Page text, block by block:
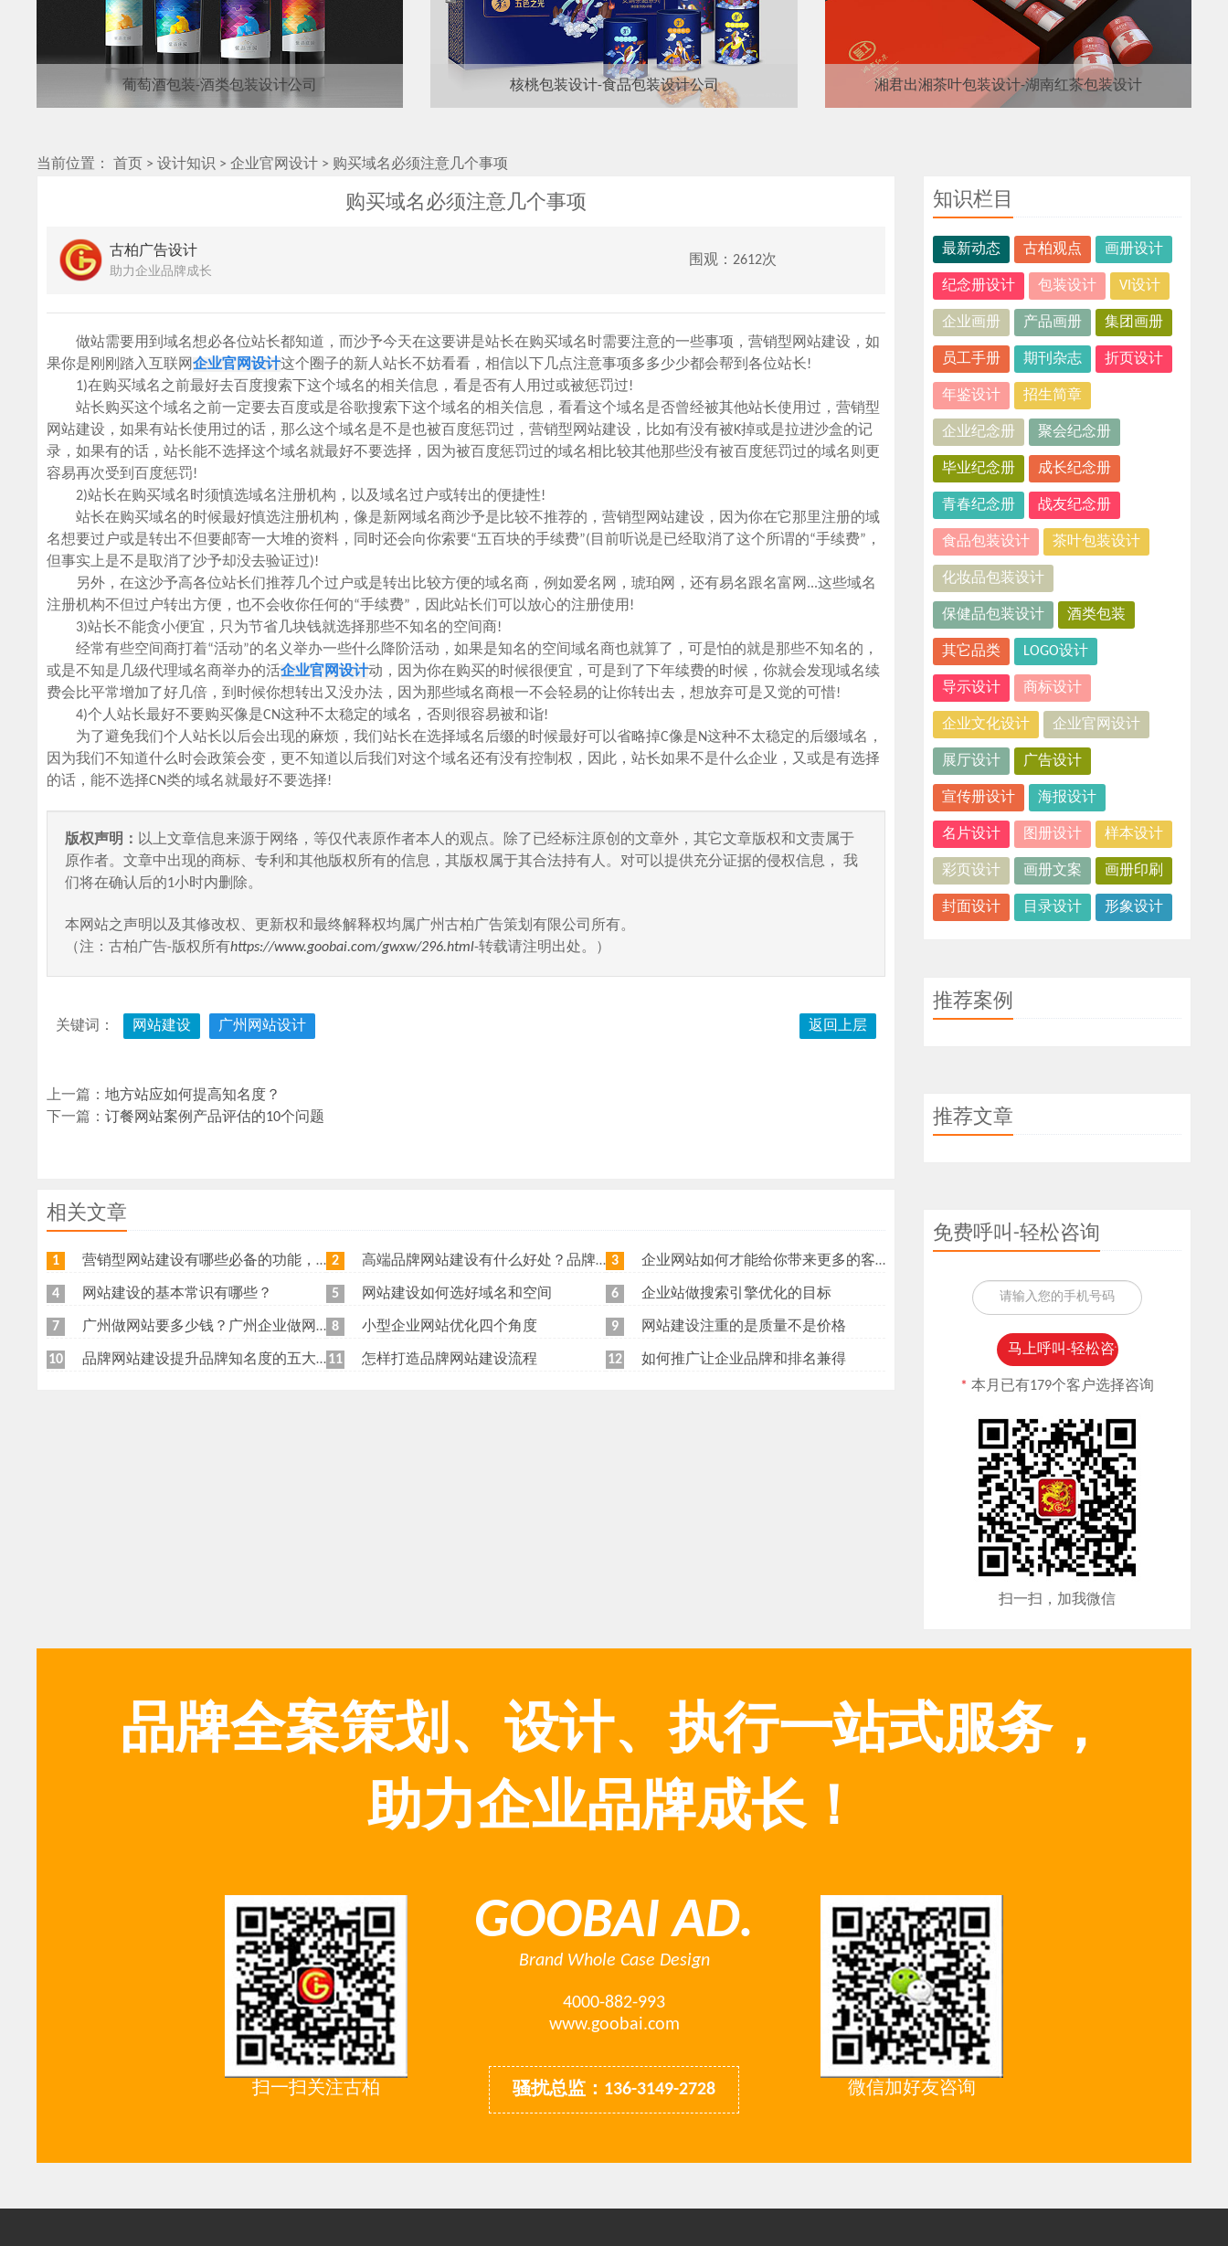
葡萄酒包装-酒类包装设计公司 核桃包装设计-食品包装设计公司 湘君出湘茶叶包装设计-湖南红茶包装设计
当前位置： 首页 >设计知识 >企业官网设计 > 购买域名必须注意几个事项
购买域名必须注意几个事项
古柏广告设计
助力企业品牌成长
围观：2612次
做站需要用到域名想必各位站长都知道，而沙予今天在这要讲是站长在购买域名时需要注意的一些事项，营销型网站建设，如
果你是刚刚踏入互联网企业官网设计这个圈子的新人站长不妨看看，相信以下几点注意事项多多少少都会帮到各位站长!
1)在购买域名之前最好去百度搜索下这个域名的相关信息，看是否有人用过或被惩罚过!
站长购买这个域名之前一定要去百度或是谷歌搜索下这个域名的相关信息，看看这个域名是否曾经被其他站长使用过，营销型
网站建设，如果有站长使用过的话，那么这个域名是不是也被百度惩罚过，营销型网站建设，比如有没有被K掉或是拉进沙盒的记
录，如果有的话，站长能不选择这个域名就最好不要选择，因为被百度惩罚过的域名相比较其他那些没有被百度惩罚过的域名则更
容易再次受到百度惩罚!
2)站长在购买域名时须慎选域名注册机构，以及域名过户或转出的便捷性!
站长在购买域名的时候最好慎选注册机构，像是新网域名商沙予是比较不推荐的，营销型网站建设，因为你在它那里注册的域
名想要过户或是转出不但要邮寄一大堆的资料，同时还会向你索要“五百块的手续费”(目前听说是已经取消了这个所谓的“手续费”，
但事实上是不是取消了沙予却没去验证过)!
另外，在这沙予高各位站长们推荐几个过户或是转出比较方便的域名商，例如爱名网，琥珀网，还有易名跟名富网...这些域名
注册机构不但过户转出方便，也不会收你任何的“手续费”，因此站长们可以放心的注册使用!
3)站长不能贪小便宜，只为节省几块钱就选择那些不知名的空间商!
经常有些空间商打着“活动”的名义举办一些什么降阶活动，如果是知名的空间域名商也就算了，可是怕的就是那些不知名的，
或是不知是几级代理域名商举办的活企业官网设计动，因为你在购买的时候很便宜，可是到了下年续费的时候，你就会发现域名续
费会比平常增加了好几倍，到时候你想转出又没办法，因为那些域名商根一不会轻易的让你转出去，想放弃可是又觉的可惜!
4)个人站长最好不要购买像是CN这种不太稳定的域名，否则很容易被和诣!
为了避免我们个人站长以后会出现的麻烦，我们站长在选择域名后缀的时候最好可以省略掉C像是N这种不太稳定的后缀域名，
因为我们不知道什么时会政策会变，更不知道以后我们对这个域名还有没有控制权，因此，站长如果不是什么企业，又或是有选择
的话，能不选择CN类的域名就最好不要选择!
版权声明： 以上文章信息来源于网络，等仅代表原作者本人的观点。除了已经标注原创的文章外，其它文章版权和文责属于
原作者。文章中出现的商标、专利和其他版权所有的信息，其版权属于其合法持有人。对可以提供充分证据的侵权信息， 我
们将在确认后的1小时内删除。
本网站之声明以及其修改权、更新权和最终解释权均属广州古柏广告策划有限公司所有。
（注：古柏广告-版权所有https://www.goobai.com/gwxw/296.html-转载请注明出处。）
关键词： 网站建设 广州网站设计 返回上层
上一篇：地方站应如何提高知名度？
下一篇：订餐网站案例产品评估的10个问题
相关文章
1 营销型网站建设有哪些必备的功能，我特意整理了一下，共享给各位 2 高端品牌网站建设有什么好处？品牌网站日常维护工作有哪些？ 3 企业网站如何才能给你带来更多的客户？
4 网站建设的基本常识有哪些？ 5 网站建设如何选好域名和空间 6 企业站做搜索引擎优化的目标
7 广州做网站要多少钱？广州企业做网站要找谁？ 8 小型企业网站优化四个角度 9 网站建设注重的是质量不是价格
10 品牌网站建设提升品牌知名度的五大原则 11 怎样打造品牌网站建设流程 12 如何推广让企业品牌和排名兼得
知识栏目
最新动态 古柏观点 画册设计
纪念册设计 包装设计 VI设计
企业画册 产品画册 集团画册
员工手册 期刊杂志 折页设计
年鉴设计 招生简章
企业纪念册 聚会纪念册
毕业纪念册 成长纪念册
青春纪念册 战友纪念册
食品包装设计 茶叶包装设计
化妆品包装设计
保健品包装设计 酒类包装
其它品类 LOGO设计
导示设计 商标设计
企业文化设计 企业官网设计
展厅设计 广告设计
宣传册设计 海报设计
名片设计 图册设计 样本设计
彩页设计 画册文案 画册印刷
封面设计 目录设计 形象设计
推荐案例
推荐文章
免费呼叫-轻松咨询
*本月已有179个客户选择咨询
扫一扫，加我微信
品牌全案策划、设计、执行一站式服务，
助力企业品牌成长！
扫一扫关注古柏
GOOBAI AD.
Brand Whole Case Design
4000-882-993
www.goobai.com
骚扰总监：136-3149-2728 微信加好友咨询